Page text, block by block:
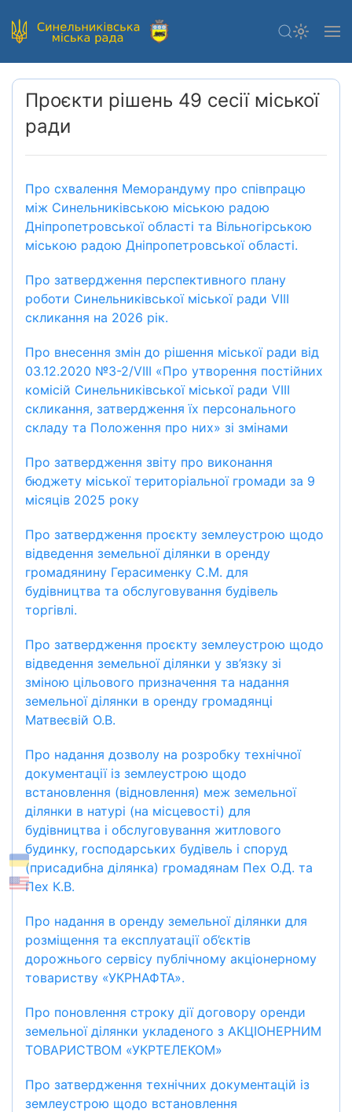
Проєкти рішень 49 сесії міської
ради
Про схвалення Меморандуму про співпрацю
між Синельниківською міською радою
Дніпропетровської області та Вільногірською
міською радою Дніпропетровської області.
Про затвердження перспективного плану
роботи Синельниківської міської ради VIIІ
скликання на 2026 рік.
Про внесення змін до рішення міської ради від
03.12.2020 №3-2/VIIІ «Про утворення постійних
комісій Синельниківської міської ради VІІІ
скликання, затвердження їх персонального
складу та Положення про них» зі змінами
Про затвердження звіту про виконання
бюджету міської територіальної громади за 9
місяців 2025 року
Про затвердження проєкту землеустрою щодо
відведення земельної ділянки в оренду
громадянину Герасименку С.М. для
будівництва та обслуговування будівель
торгівлі.
Про затвердження проєкту землеустрою щодо
відведення земельної ділянки у зв’язку зі
зміною цільового призначення та надання
земельної ділянки в оренду громадянці
Матвеєвій О.В.
Про надання дозволу на розробку технічної
документації із землеустрою щодо
встановлення (відновлення) меж земельної
ділянки в натурі (на місцевості) для
будівництва і обслуговування житлового
будинку, господарських будівель і споруд
(присадибна ділянка) громадянам Пех О.Д. та
Пех К.В.
Про надання в оренду земельної ділянки для
розміщення та експлуатації об’єктів
дорожнього сервісу публічному акціонерному
товариству «УКРНАФТА».
Про поновлення строку дії договору оренди
земельної ділянки укладеного з АКЦІОНЕРНИМ
ТОВАРИСТВОМ «УКРТЕЛЕКОМ»
Про затвердження технічних документацій із
землеустрою щодо встановлення